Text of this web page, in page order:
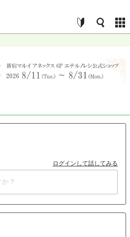
ログインして話してみる